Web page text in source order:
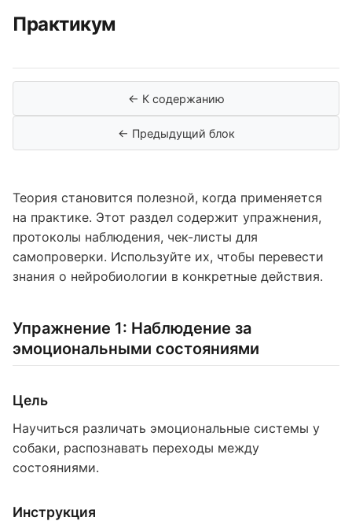
Практикум
← К содержанию
← Предыдущий блок
Теория становится полезной, когда применяется
на практике. Этот раздел содержит упражнения,
протоколы наблюдения, чек-листы для
самопроверки. Используйте их, чтобы перевести
знания о нейробиологии в конкретные действия.
Упражнение 1: Наблюдение за
эмоциональными состояниями
Цель
Научиться различать эмоциональные системы у
собаки, распознавать переходы между
состояниями.
Инструкция